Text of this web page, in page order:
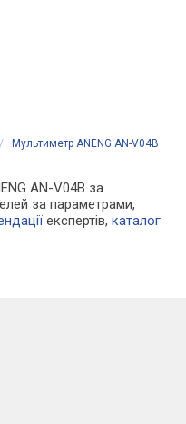
Мультиметр ANENG AN-V04B
AN-V04B за
за параметрами,
експертів,каталог